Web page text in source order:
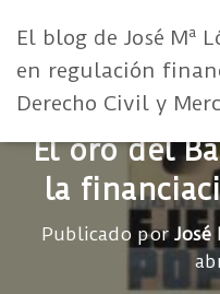
El blog de José Mª
en regulación
Derecho Civil y
El oro del
la
Publicado por José